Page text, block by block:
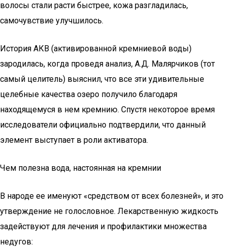
волосы стали расти быстрее, кожа разгладилась,
самочувствие улучшилось.
История АКВ (активированной кремниевой воды)
зародилась, когда проведя анализ, А.Д. Малярчиков (тот
самый целитель) выяснил, что все эти удивительные
целебные качества озеро получило благодаря
находящемуся в нем кремнию. Спустя некоторое время
исследователи официально подтвердили, что данный
элемент выступает в роли активатора.
Чем полезна вода, настоянная на кремнии
В народе ее именуют «средством от всех болезней», и это
утверждение не голословное. Лекарственную жидкость
задействуют для лечения и профилактики множества
недугов: